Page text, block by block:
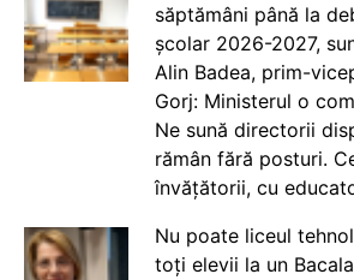
săptămâni până la
școlar 2026-2027,
Alin Badea, prim-
Gorj: Ministerul o
Ne sună directorii
rămân fără posturi.
învățătorii, cu
Nu poate liceul
toți elevii la un